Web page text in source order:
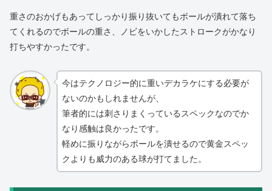
重さのおかげもあってしっかり振り抜いてもボールが潰れて落ち
てくれるのでボールの重さ、ノビをいかしたストロークがかなり
打ちやすかったです。
今はテクノロジー的に重いデカラケにする必要が
ないのかもしれませんが、
筆者的には刺さりまくっているスペックなのでか
なり感触は良かったです。
軽めに振りながらボールを潰せるので黄金スペッ
クよりも威力のある球が打てました。